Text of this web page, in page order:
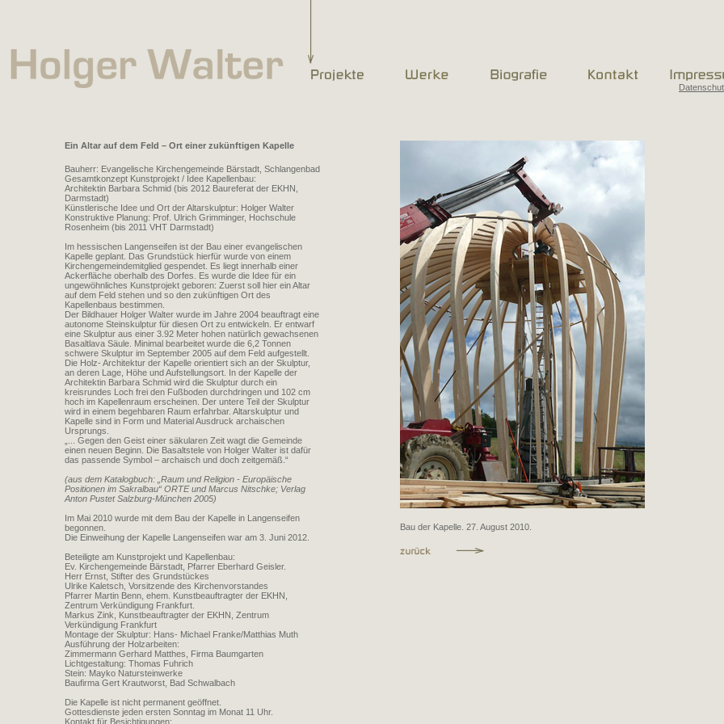
Ein Altar auf dem Feld – Ort einer zukünftigen Kapelle
Bauherr: Evangelische Kirchengemeinde Bärstadt, Schlangenbad
Gesamtkonzept Kunstprojekt / Idee Kapellenbau:
Architektin Barbara Schmid (bis 2012 Baureferat der EKHN,
Darmstadt)
Künstlerische Idee und Ort der Altarskulptur: Holger Walter
Konstruktive Planung: Prof. Ulrich Grimminger, Hochschule
Rosenheim (bis 2011 VHT Darmstadt)
Im hessischen Langenseifen ist der Bau einer evangelischen
Kapelle geplant. Das Grundstück hierfür wurde von einem
Kirchengemeindemitglied gespendet. Es liegt innerhalb einer
Ackerfläche oberhalb des Dorfes. Es wurde die Idee für ein
ungewöhnliches Kunstprojekt geboren: Zuerst soll hier ein Altar
auf dem Feld stehen und so den zukünftigen Ort des
Kapellenbaus bestimmen.
Der Bildhauer Holger Walter wurde im Jahre 2004 beauftragt eine
autonome Steinskulptur für diesen Ort zu entwickeln. Er entwarf
eine Skulptur aus einer 3.92 Meter hohen natürlich gewachsenen
Basaltlava Säule. Minimal bearbeitet wurde die 6,2 Tonnen
schwere Skulptur im September 2005 auf dem Feld aufgestellt.
Die Holz- Architektur der Kapelle orientiert sich an der Skulptur,
an deren Lage, Höhe und Aufstellungsort. In der Kapelle der
Architektin Barbara Schmid wird die Skulptur durch ein
kreisrundes Loch frei den Fußboden durchdringen und 102 cm
hoch im Kapellenraum erscheinen. Der untere Teil der Skulptur
wird in einem begehbaren Raum erfahrbar. Altarskulptur und
Kapelle sind in Form und Material Ausdruck archaischen
Ursprungs.
„... Gegen den Geist einer säkularen Zeit wagt die Gemeinde
einen neuen Beginn. Die Basaltstele von Holger Walter ist dafür
das passende Symbol – archaisch und doch zeitgemäß.“
(aus dem Katalogbuch: „Raum und Religion - Europäische
Positionen im Sakralbau“ ORTE und Marcus Nitschke; Verlag
Anton Pustet Salzburg-München 2005)
Im Mai 2010 wurde mit dem Bau der Kapelle in Langenseifen
begonnen.
Die Einweihung der Kapelle Langenseifen war am 3. Juni 2012.
Beteiligte am Kunstprojekt und Kapellenbau:
Ev. Kirchengemeinde Bärstadt, Pfarrer Eberhard Geisler.
Herr Ernst, Stifter des Grundstückes
Ulrike Kaletsch, Vorsitzende des Kirchenvorstandes
Pfarrer Martin Benn, ehem. Kunstbeauftragter der EKHN,
Zentrum Verkündigung Frankfurt.
Markus Zink, Kunstbeauftragter der EKHN, Zentrum
Verkündigung Frankfurt
Montage der Skulptur: Hans- Michael Franke/Matthias Muth
Ausführung der Holzarbeiten:
Zimmermann Gerhard Matthes, Firma Baumgarten
Lichtgestaltung: Thomas Fuhrich
Stein: Mayko Natursteinwerke
Baufirma Gert Krautworst, Bad Schwalbach
Die Kapelle ist nicht permanent geöffnet.
Gottesdienste jeden ersten Sonntag im Monat 11 Uhr.
Kontakt für Besichtigungen:
Bau der Kapelle. 27. August 2010.